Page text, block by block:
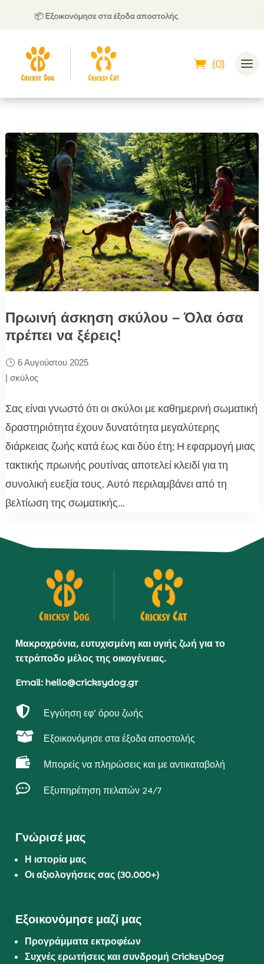
📦 Εξοικονόμησε στα έξοδα αποστολής
(0)
Πρωινή άσκηση σκύλου – Όλα όσα
πρέπει να ξέρεις!
6 Αυγούστου 2025
| σκύλος
Σας είναι γνωστό ότι οι σκύλοι με καθημερινή σωματική
δραστηριότητα έχουν δυνατότητα μεγαλύτερης
διάρκειας ζωής κατά έως και δύο έτη; Η εφαρμογή μιας
τακτικής πρωινής ρουτίνας αποτελεί κλειδί για τη
συνολική ευεξία τους. Αυτό περιλαμβάνει από τη
βελτίωση της σωματικής...
Μακροχρόνια, ευτυχισμένη και υγιής ζωή για το
τετράποδο μέλος της οικογένειας.
Email: hello@cricksydog.gr
 Εγγύηση εφ’ όρου ζωής
 Εξοικονόμησε στα έξοδα αποστολής
 Μπορείς να πληρώσεις και με αντικαταβολή
 Εξυπηρέτηση πελατών 24/7
Γνώρισέ μας
Η ιστορία μας
Οι αξιολογήσεις σας (30.000+)
Εξοικονόμησε μαζί μας
Προγράμματα εκτροφέων
Συχνές ερωτήσεις και συνδρομή CricksyDog